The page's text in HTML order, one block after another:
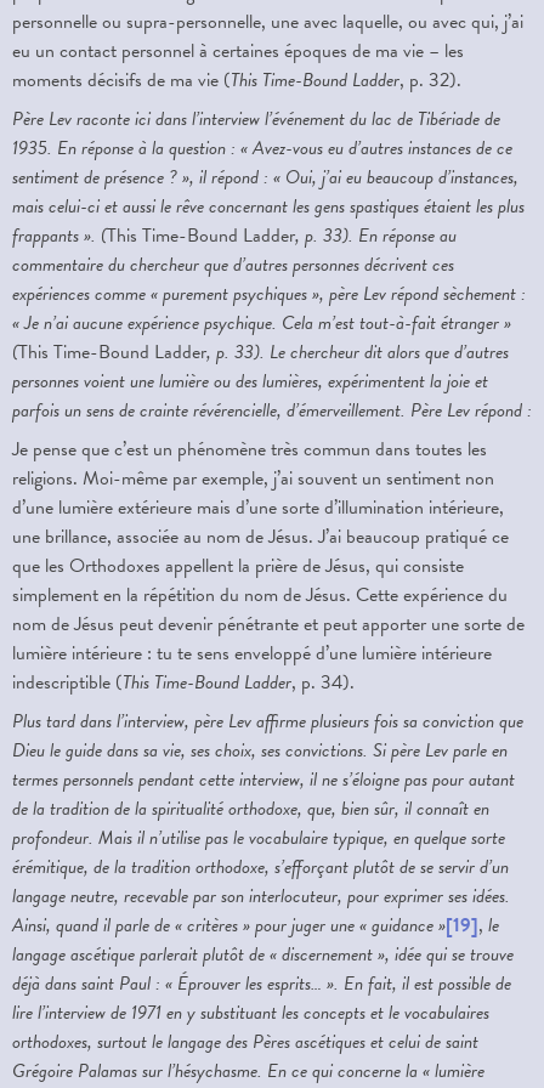
personnelle ou supra-personnelle, une avec laquelle, ou avec qui, j’ai
eu un contact personnel à certaines époques de ma vie – les
moments décisifs de ma vie (This Time-Bound Ladder, p. 32).
Père Lev raconte ici dans l’interview l’événement du lac de Tibériade de
1935. En réponse à la question : « Avez-vous eu d’autres instances de ce
sentiment de présence ? », il répond : « Oui, j’ai eu beaucoup d’instances,
mais celui-ci et aussi le rêve concernant les gens spastiques étaient les plus
frappants ». (This Time-Bound Ladder, p. 33). En réponse au
commentaire du chercheur que d’autres personnes décrivent ces
expériences comme « purement psychiques », père Lev répond sèchement :
« Je n’ai aucune expérience psychique. Cela m’est tout-à-fait étranger »
(This Time-Bound Ladder, p. 33). Le chercheur dit alors que d’autres
personnes voient une lumière ou des lumières, expérimentent la joie et
parfois un sens de crainte révérencielle, d’émerveillement. Père Lev répond :
Je pense que c’est un phénomène très commun dans toutes les
religions. Moi-même par exemple, j’ai souvent un sentiment non
d’une lumière extérieure mais d’une sorte d’illumination intérieure,
une brillance, associée au nom de Jésus. J’ai beaucoup pratiqué ce
que les Orthodoxes appellent la prière de Jésus, qui consiste
simplement en la répétition du nom de Jésus. Cette expérience du
nom de Jésus peut devenir pénétrante et peut apporter une sorte de
lumière intérieure : tu te sens enveloppé d’une lumière intérieure
indescriptible (This Time-Bound Ladder, p. 34).
Plus tard dans l’interview, père Lev affirme plusieurs fois sa conviction que
Dieu le guide dans sa vie, ses choix, ses convictions. Si père Lev parle en
termes personnels pendant cette interview, il ne s’éloigne pas pour autant
de la tradition de la spiritualité orthodoxe, que, bien sûr, il connaît en
profondeur. Mais il n’utilise pas le vocabulaire typique, en quelque sorte
érémitique, de la tradition orthodoxe, s’efforçant plutôt de se servir d’un
langage neutre, recevable par son interlocuteur, pour exprimer ses idées.
Ainsi, quand il parle de « critères » pour juger une « guidance »[19], le
langage ascétique parlerait plutôt de « discernement », idée qui se trouve
déjà dans saint Paul : « Éprouver les esprits… ». En fait, il est possible de
lire l’interview de 1971 en y substituant les concepts et le vocabulaires
orthodoxes, surtout le langage des Pères ascétiques et celui de saint
Grégoire Palamas sur l’hésychasme. En ce qui concerne la « lumière